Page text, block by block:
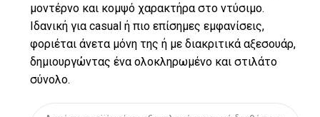
μοντέρνο και κομψό χαρακτήρα στο ντύσιμο.
Ιδανική για casual ή πιο επίσημες εμφανίσεις,
φοριέται άνετα μόνη της ή με διακριτικά αξεσουάρ,
δημιουργώντας ένα ολοκληρωμένο και στιλάτο
σύνολο.